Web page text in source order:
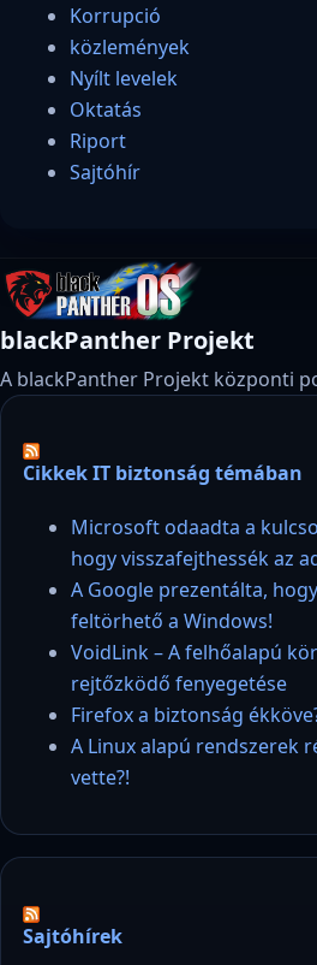
Korrupció
közlemények
Nyílt levelek
Oktatás
Riport
Sajtóhír
blackPanther Projekt
A blackPanther Projekt központi
Cikkek IT biztonság témában
Microsoft odaadta a
hogy visszafejthessék az
A Google prezentálta,
feltörhető a Windows!
VoidLink – A felhőalapú
rejtőzködő fenyegetése
Firefox a biztonság
A Linux alapú rendszerek
vette?!
Sajtóhírek